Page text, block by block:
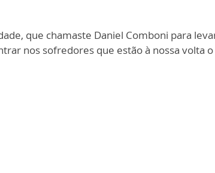
que chamaste Daniel Comboni para
nos sofredores que estão à nossa volta